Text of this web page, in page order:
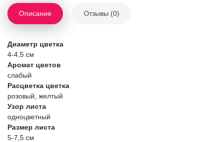
Описание Отзывы (0)
Диаметр цветка
4-4,5 см
Аромат цветов
слабый
Расцветка цветка
розовый, желтый
Узор листа
одноцветный
Размер листа
5-7,5 см